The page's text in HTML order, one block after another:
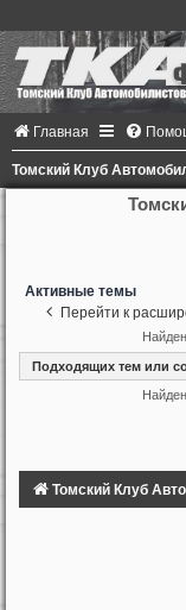
Главная
Томский Клуб
Активные темы
Перейти к
Подходящих тем или
Томский Клуб